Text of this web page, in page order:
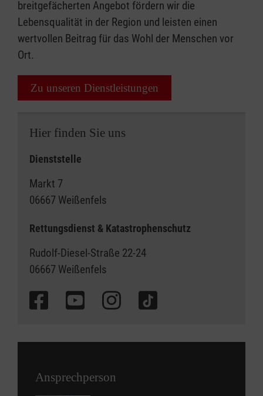
breitgefächerten Angebot fördern wir die
Lebensqualität in der Region und leisten einen
wertvollen Beitrag für das Wohl der Menschen vor
Ort.
Zu unseren Dienstleistungen
Hier finden Sie uns
Dienststelle
Markt 7
06667 Weißenfels
Rettungsdienst & Katastrophenschutz
Rudolf-Diesel-Straße 22-24
06667 Weißenfels
Ansprechperson